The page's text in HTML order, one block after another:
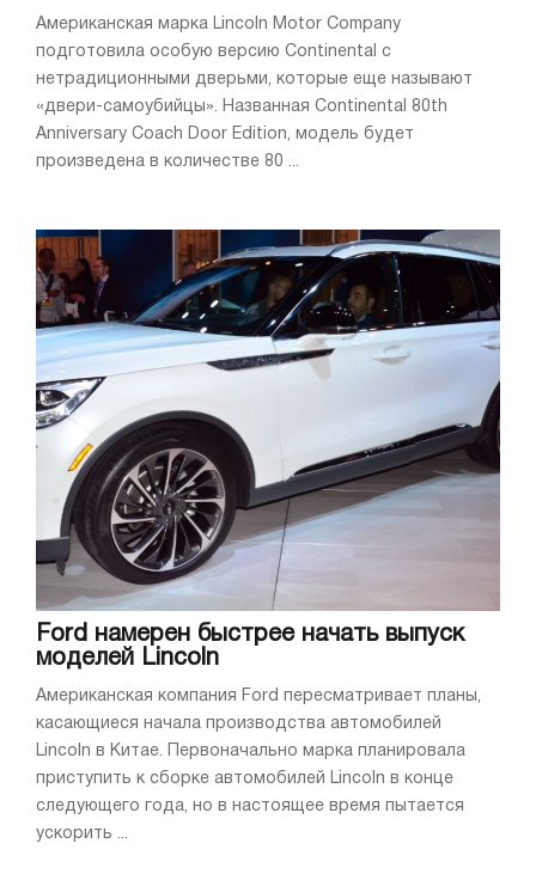
Американская марка Lincoln Motor Company
подготовила особую версию Continental с
нетрадиционными дверьми, которые еще называют
«двери-самоубийцы». Названная Continental 80th
Anniversary Coach Door Edition, модель будет
произведена в количестве 80 ...
Ford намерен быстрее начать выпуск
моделей Lincoln
Американская компания Ford пересматривает планы,
касающиеся начала производства автомобилей
Lincoln в Китае. Первоначально марка планировала
приступить к сборке автомобилей Lincoln в конце
следующего года, но в настоящее время пытается
ускорить ...